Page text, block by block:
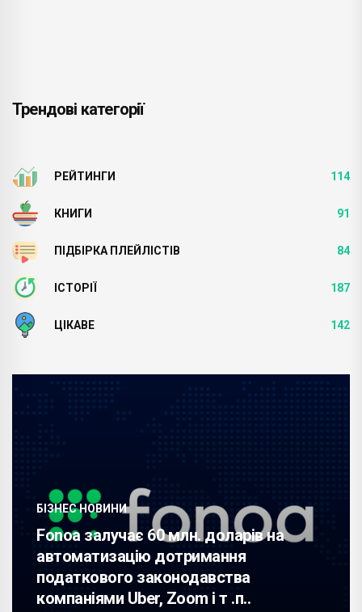
Трендові категорії
РЕЙТИНГИ 114
КНИГИ 91
ПІДБІРКА ПЛЕЙЛІСТІВ 84
ІСТОРІЇ 187
ЦІКАВЕ 142
БІЗНЕС НОВИНИ
Fonoa залучає 60 млн. доларів на
автоматизацію дотримання
податкового законодавства
компаніями Uber, Zoom і т .п..